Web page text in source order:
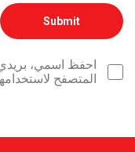
احفظ اسمي، بريدي
المتصفح